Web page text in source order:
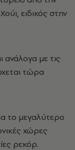
ειδικός στην
ανάλογα με τις
τώρα
το μεγαλύτερο
χώρες
ρεκόρ.